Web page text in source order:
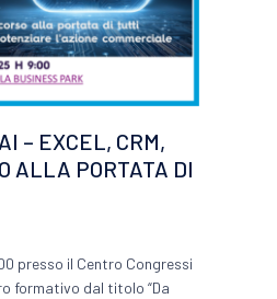
– EXCEL, CRM,
ALLA PORTATA DI
presso il Centro Congressi
formativo dal titolo “Da